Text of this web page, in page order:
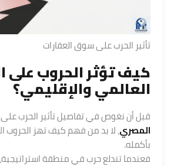
تأثير الحرب على سوق العقارات
كيف تؤثر الحروب على
العالمي والإقليمي؟
قبل أن نغوص في تفاصيل تأثير الحرب على
المصري، لا بد من فهم كيف تهز الحروب
بأكمله.
فعندما تندلع حرب في منطقة